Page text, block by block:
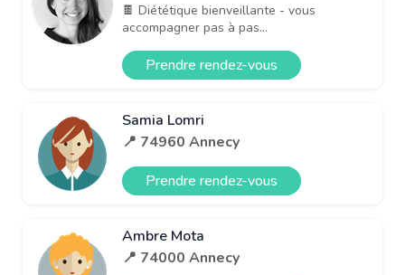
🍫 Diététique bienveillante - vous
accompagner pas à pas...
Prendre rendez-vous
Samia Lomri
📍 74960 Annecy
Prendre rendez-vous
Ambre Mota
📍 74000 Annecy